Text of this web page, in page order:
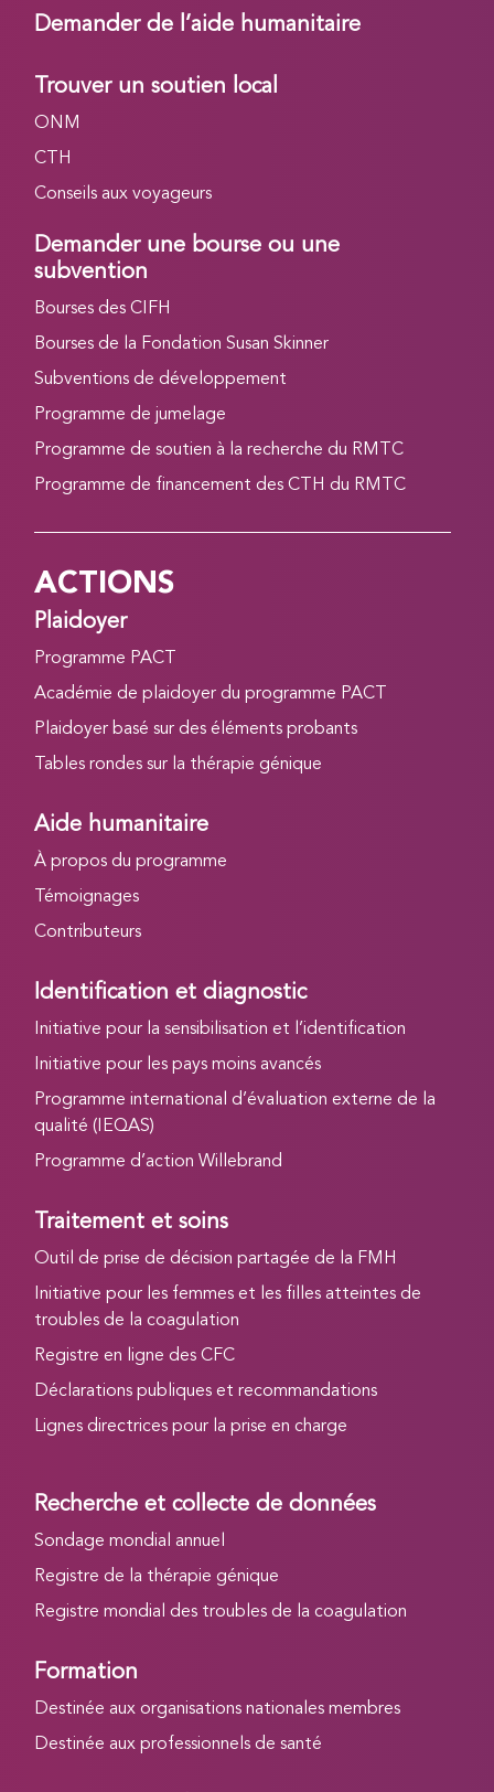
Demander de l’aide humanitaire
Trouver un soutien local
ONM
CTH
Conseils aux voyageurs
Demander une bourse ou une
subvention
Bourses des CIFH
Bourses de la Fondation Susan Skinner
Subventions de développement
Programme de jumelage
Programme de soutien à la recherche du RMTC
Programme de financement des CTH du RMTC
ACTIONS
Plaidoyer
Programme PACT
Académie de plaidoyer du programme PACT
Plaidoyer basé sur des éléments probants
Tables rondes sur la thérapie génique
Aide humanitaire
À propos du programme
Témoignages
Contributeurs
Identification et diagnostic
Initiative pour la sensibilisation et l’identification
Initiative pour les pays moins avancés
Programme international d’évaluation externe de la
qualité (IEQAS)
Programme d’action Willebrand
Traitement et soins
Outil de prise de décision partagée de la FMH
Initiative pour les femmes et les filles atteintes de
troubles de la coagulation
Registre en ligne des CFC
Déclarations publiques et recommandations
Lignes directrices pour la prise en charge
Recherche et collecte de données
Sondage mondial annuel
Registre de la thérapie génique
Registre mondial des troubles de la coagulation
Formation
Destinée aux organisations nationales membres
Destinée aux professionnels de santé